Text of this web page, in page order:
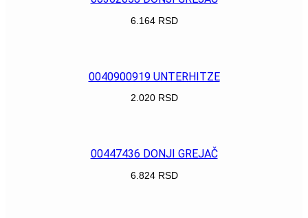
6.164 RSD
0040900919 UNTERHITZE
2.020 RSD
00447436 DONJI GREJAČ
6.824 RSD